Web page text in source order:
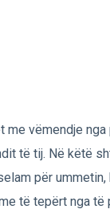
me vëmendje
të tij. Në këtë
për
të tepërt nga të